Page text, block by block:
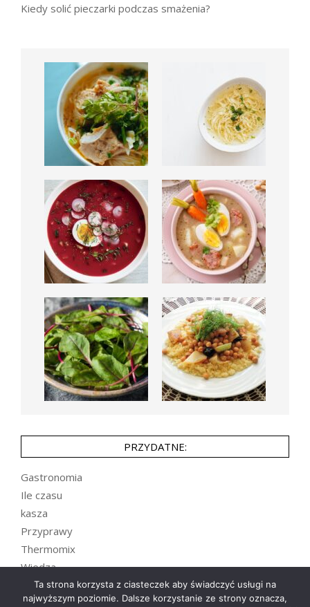
Kiedy solić pieczarki podczas smażenia?
PRZYDATNE:
Gastronomia
Ile czasu
kasza
Przyprawy
Thermomix
Wiedza
Zupy
Ta strona korzysta z ciasteczek aby świadczyć usługi na
najwyższym poziomie. Dalsze korzystanie ze strony oznacza,